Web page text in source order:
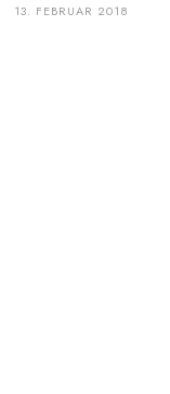
13. FEBRUAR 2018